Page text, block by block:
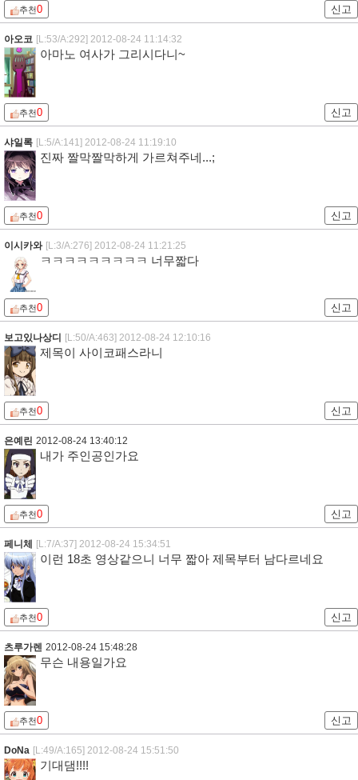
추천0 신고
아오코 [L:53/A:292] 2012-08-24 11:14:32
아마노 여사가 그리시다니~
추천0 신고
샤일록 [L:5/A:141] 2012-08-24 11:19:10
진짜 짤막짤막하게 가르쳐주네...;
추천0 신고
이시카와 [L:3/A:276] 2012-08-24 11:21:25
ㅋㅋㅋㅋㅋㅋㅋㅋㅋ 너무짧다
추천0 신고
보고있나상디 [L:50/A:463] 2012-08-24 12:10:16
제목이 사이코패스라니
추천0 신고
은예린 2012-08-24 13:40:12
내가 주인공인가요
추천0 신고
페니체 [L:7/A:37] 2012-08-24 15:34:51
이런 18초 영상같으니 너무 짧아 제목부터 남다르네요
추천0 신고
츠루가렌 2012-08-24 15:48:28
무슨 내용일가요
추천0 신고
DoNa [L:49/A:165] 2012-08-24 15:51:50
기대댐!!!!